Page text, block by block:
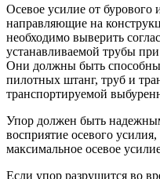
Осевое усилие от бурового
направляющие на
необходимо выверить
устанавливаемой трубы
Они должны быть способны
пилотных штанг, труб и
транспортируемой
Упор должен быть
восприятие осевого
максимальное осевое
Если упор разрушится во